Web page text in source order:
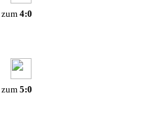
4:0
5:0